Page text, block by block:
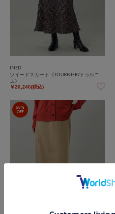
INED
ツイードスカート《TOURNIER/トゥルニ
エ》
￥20,240(税込)
60%
OFF